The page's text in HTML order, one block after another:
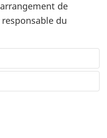
de
du